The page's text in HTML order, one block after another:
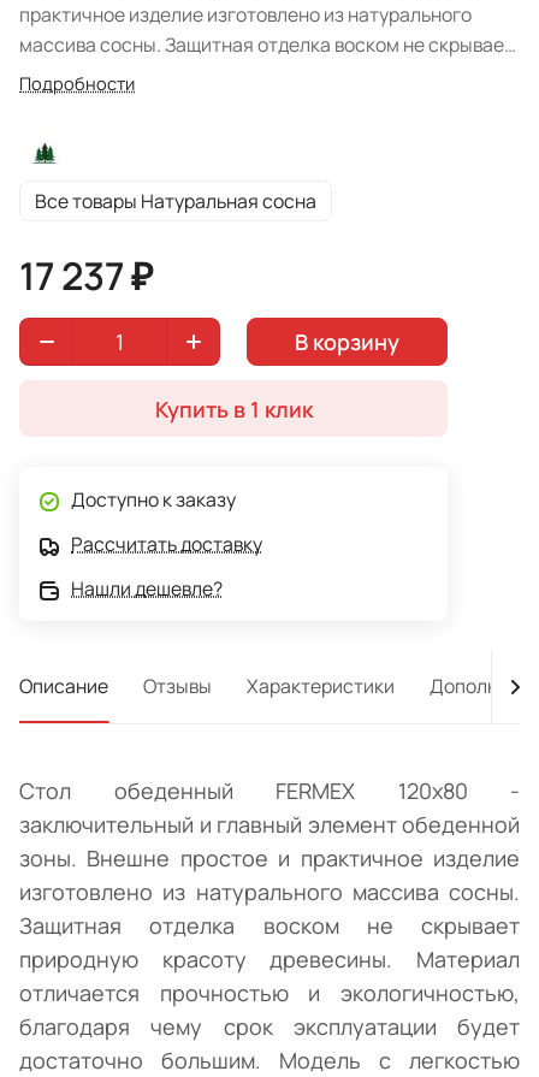
практичное изделие изготовлено из натурального
массива сосны. Защитная отделка воском не скрывает
природную красоту древесины. Материал отличается
эксплуатации будет достаточно большим. Модель с
легкостью впишется в различный интерьер, а
отсутствие декора не привлекает излишнее внимание.
массивных ножек и удобной прямоугольной
столешницы. Реализация в цвете: "Натуральная
сосна".
Подробности
Все товары Натуральная сосна
17 237 ₽
В корзину
Купить в 1 клик
Доступно к заказу
Рассчитать доставку
Нашли дешевле?
Описание Отзывы Характеристики
Стол обеденный FERMEX 120x80 -
заключительный и главный элемент обеденной
зоны. Внешне простое и практичное изделие
изготовлено из натурального массива сосны.
Защитная отделка воском не скрывает
природную красоту древесины. Материал
отличается прочностью и экологичностью,
благодаря чему срок эксплуатации будет
достаточно большим. Модель с легкостью